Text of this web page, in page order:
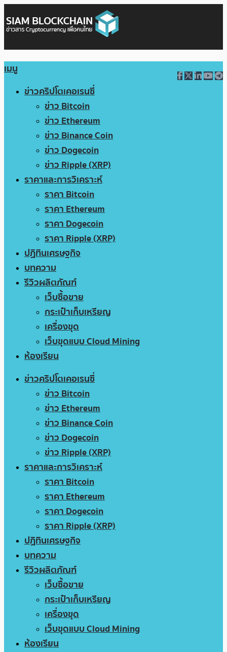
เมนู
ข่าวคริปโตเคอเรนซี่
ข่าว Bitcoin
ข่าว Ethereum
ข่าว Binance Coin
ข่าว Dogecoin
ข่าว Ripple (XRP)
ราคาและการวิเคราะห์
ราคา Bitcoin
ราคา Ethereum
ราคา Dogecoin
ราคา Ripple (XRP)
ปฏิทินเศรษฐกิจ
บทความ
รีวิวผลิตภัณฑ์
เว็บซื้อขาย
กระเป๋าเก็บเหรียญ
เครื่องขุด
เว็บขุดแบบ Cloud Mining
ห้องเรียน
ข่าวคริปโตเคอเรนซี่
ข่าว Bitcoin
ข่าว Ethereum
ข่าว Binance Coin
ข่าว Dogecoin
ข่าว Ripple (XRP)
ราคาและการวิเคราะห์
ราคา Bitcoin
ราคา Ethereum
ราคา Dogecoin
ราคา Ripple (XRP)
ปฏิทินเศรษฐกิจ
บทความ
รีวิวผลิตภัณฑ์
เว็บซื้อขาย
กระเป๋าเก็บเหรียญ
เครื่องขุด
เว็บขุดแบบ Cloud Mining
ห้องเรียน